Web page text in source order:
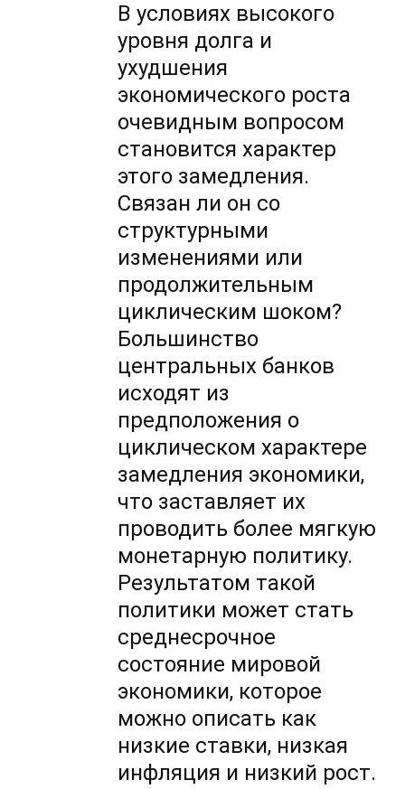
В условиях высокого
уровня долга и
ухудшения
экономического роста
очевидным вопросом
становится характер
этого замедления.
Связан ли он со
структурными
изменениями или
продолжительным
циклическим шоком?
Большинство
центральных банков
исходят из
предположения о
циклическом характере
замедления экономики,
что заставляет их
проводить более мягкую
монетарную политику.
Результатом такой
политики может стать
среднесрочное
состояние мировой
экономики, которое
можно описать как
низкие ставки, низкая
инфляция и низкий рост.